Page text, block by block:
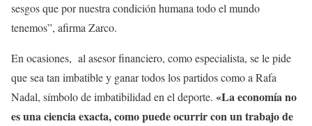
sesgos que por nuestra condición humana todo el mundo
tenemos”, afirma Zarco.
En ocasiones, al asesor financiero, como especialista, se le pide
que sea tan imbatible y ganar todos los partidos como a Rafa
Nadal, símbolo de imbatibilidad en el deporte. «La economía no
es una ciencia exacta, como puede ocurrir con un trabajo de